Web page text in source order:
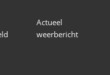
Actueel
weerbericht